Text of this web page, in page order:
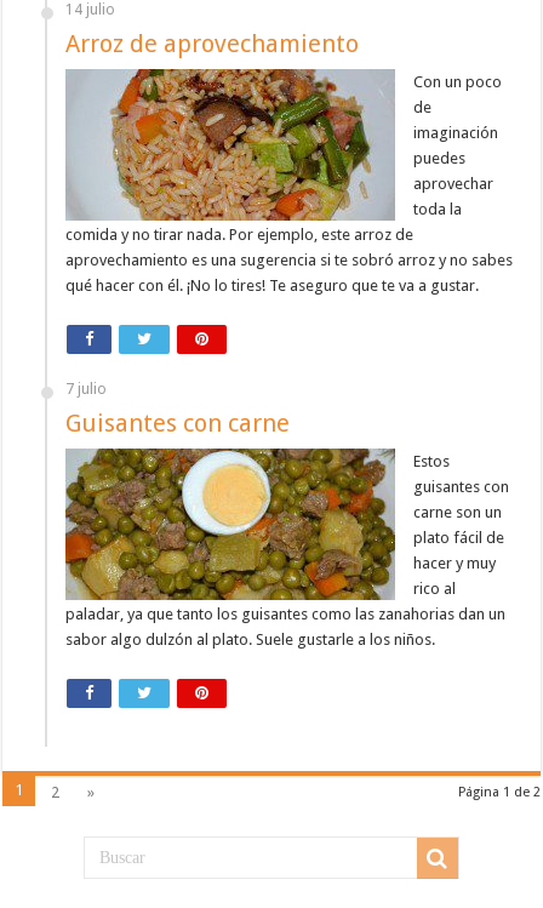
14 julio
Arroz de aprovechamiento
Con un poco
de
imaginación
puedes
aprovechar
toda la
comida y no tirar nada. Por ejemplo, este arroz de
aprovechamiento es una sugerencia si te sobró arroz y no sabes
qué hacer con él. ¡No lo tires! Te aseguro que te va a gustar.
7 julio
Guisantes con carne
Estos
guisantes con
carne son un
plato fácil de
hacer y muy
rico al
paladar, ya que tanto los guisantes como las zanahorias dan un
sabor algo dulzón al plato. Suele gustarle a los niños.
Página 1 de 2
1 2 »